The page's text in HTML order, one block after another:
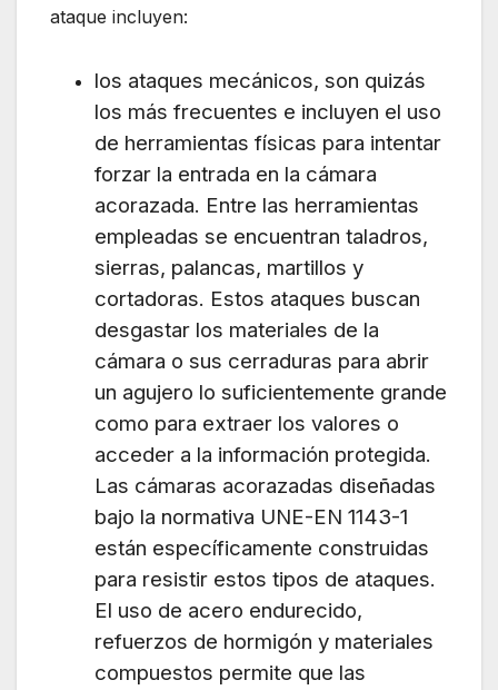
ataque incluyen:
los ataques mecánicos, son quizás
los más frecuentes e incluyen el uso
de herramientas físicas para intentar
forzar la entrada en la cámara
acorazada. Entre las herramientas
empleadas se encuentran taladros,
sierras, palancas, martillos y
cortadoras. Estos ataques buscan
desgastar los materiales de la
cámara o sus cerraduras para abrir
un agujero lo suficientemente grande
como para extraer los valores o
acceder a la información protegida.
Las cámaras acorazadas diseñadas
bajo la normativa UNE-EN 1143-1
están específicamente construidas
para resistir estos tipos de ataques.
El uso de acero endurecido,
refuerzos de hormigón y materiales
compuestos permite que las